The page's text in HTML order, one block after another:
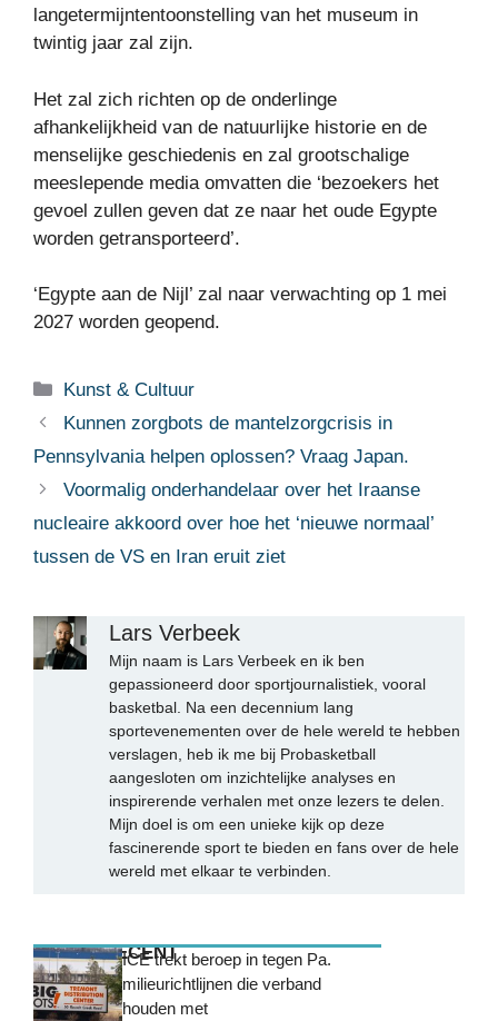
langetermijntentoonstelling van het museum in
twintig jaar zal zijn.
Het zal zich richten op de onderlinge
afhankelijkheid van de natuurlijke historie en de
menselijke geschiedenis en zal grootschalige
meeslepende media omvatten die ‘bezoekers het
gevoel zullen geven dat ze naar het oude Egypte
worden getransporteerd’.
‘Egypte aan de Nijl’ zal naar verwachting op 1 mei
2027 worden geopend.
Categorieën
Kunst & Cultuur
Kunnen zorgbots de mantelzorgcrisis in
Pennsylvania helpen oplossen? Vraag Japan.
Voormalig onderhandelaar over het Iraanse
nucleaire akkoord over hoe het ‘nieuwe normaal’
tussen de VS en Iran eruit ziet
Lars Verbeek
Mijn naam is Lars Verbeek en ik ben
gepassioneerd door sportjournalistiek, vooral
basketbal. Na een decennium lang
sportevenementen over de hele wereld te hebben
verslagen, heb ik me bij Probasketball
aangesloten om inzichtelijke analyses en
inspirerende verhalen met onze lezers te delen.
Mijn doel is om een unieke kijk op deze
fascinerende sport te bieden en fans over de hele
wereld met elkaar te verbinden.
MEEST RECENTICE trekt beroep in tegen Pa.
milieurichtlijnen die verband
houden met